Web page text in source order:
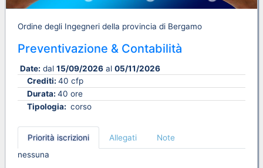
Ordine degli Ingegneri della provincia di Bergamo
Preventivazione & Contabilità
Date: dal 15/09/2026 al 05/11/2026
Crediti: 40 cfp
Durata: 40 ore
Tipologia: corso
Priorità iscrizioni Allegati
Note
nessuna